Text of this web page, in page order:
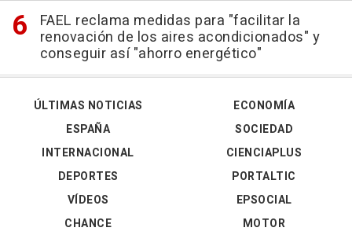
FAEL reclama medidas para "facilitar la
renovación de los aires acondicionados" y
conseguir así "ahorro energético"
ÚLTIMAS NOTICIAS
ESPAÑA
INTERNACIONAL
DEPORTES
VÍDEOS
ECONOMÍA
SOCIEDAD
CIENCIAPLUS
PORTALTIC
EPSOCIAL
CHANCE
MOTOR